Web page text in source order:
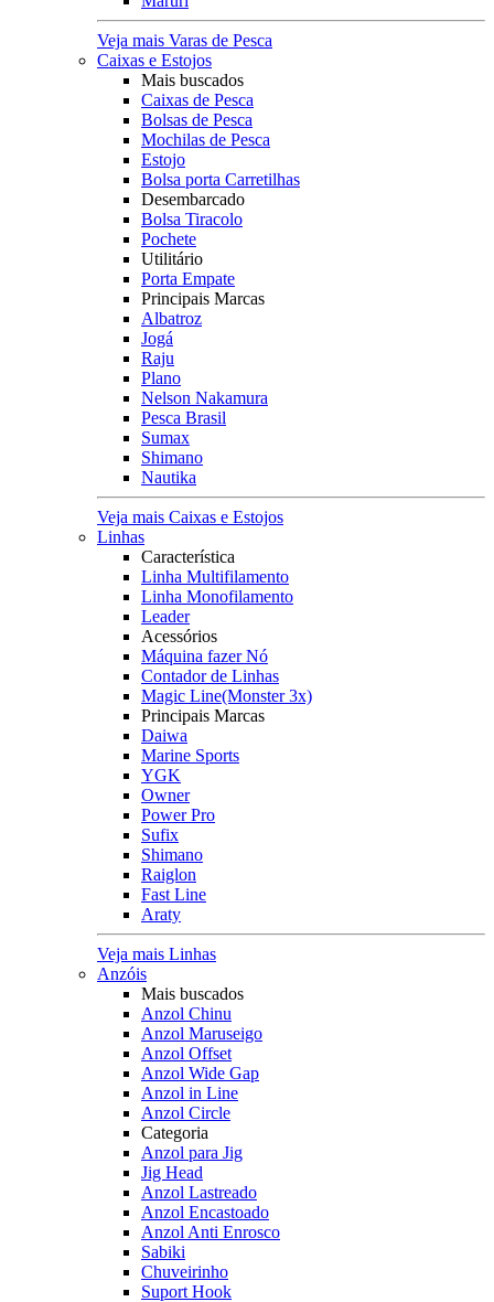
Veja mais Varas de Pesca
Caixas e Estojos
Mais buscados
Caixas de Pesca
Bolsas de Pesca
Mochilas de Pesca
Estojo
Bolsa porta Carretilhas
Desembarcado
Bolsa Tiracolo
Pochete
Utilitário
Porta Empate
Principais Marcas
Albatroz
Jogá
Raju
Plano
Nelson Nakamura
Pesca Brasil
Sumax
Shimano
Nautika
Veja mais Caixas e Estojos
Linhas
Característica
Linha Multifilamento
Linha Monofilamento
Leader
Acessórios
Máquina fazer Nó
Contador de Linhas
Magic Line(Monster 3x)
Principais Marcas
Daiwa
Marine Sports
YGK
Owner
Power Pro
Sufix
Shimano
Raiglon
Fast Line
Araty
Veja mais Linhas
Anzóis
Mais buscados
Anzol Chinu
Anzol Maruseigo
Anzol Offset
Anzol Wide Gap
Anzol in Line
Anzol Circle
Categoria
Anzol para Jig
Jig Head
Anzol Lastreado
Anzol Encastoado
Anzol Anti Enrosco
Sabiki
Chuveirinho
Suport Hook